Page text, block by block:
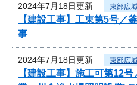
2024年7月18日更新 東部広
【建設工事】工東第5号／
事
2024年7月18日更新 東部広
【建設工事】施工可第12